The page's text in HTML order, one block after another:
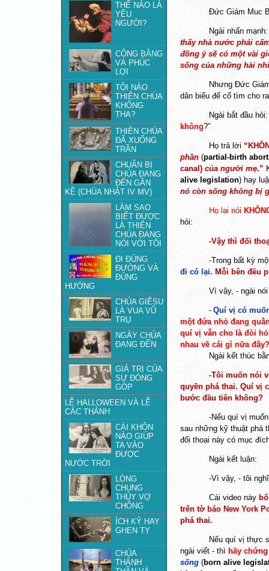
THẾ NÀO LÀ
YÊU
NGƯỜI?
CÔNG BẰNG
VÀ PHÚC
LỢI
TỘI NÀO
THIÊN CHÚA
KHÔNG
THA?
THIÊN CHÚA
ĐÃ XUỐNG
TRẦN
CHUẨN BỊ
CHÚA ĐANG
ĐẾN GẦN
KỀ (CHÚA NHẬT IV MV)
LÀM SAO
BIẾT ĐƯỢC
LÀ THIÊN
CHÚA ĐANG
NÓI VỚI TÔI
ĐI ĐÚNG
ĐƯỜNG VÀ
ĐÚNG
HƯỚNG
CHÚA GIÊSU
LÀ VUA VŨ
TRỤ
NGÀY CHÚA
ĐANG ĐẾN
GIÁ TRỊ CỦA
SỰ ĐÓNG
GÓP
LỄ HALLOWEEN VÀ LỄ
CÁC THÁNH
CÁI KHÔN
NÀO GIÚP
TA VÀO
ĐƯỢC
NƯỚC TRỜI
LÒNG
CHUNG
THỦY VỢ
CHỒNG
ÍCH KỶ HAY
GHEN TỴ
CHÚA
THÁNH
Đức Giám Muc
Ngài nhấn
thấy nhà nước phải
đồng ý sẽ có một vài
sống của những hài
Nhưng Đức
dân biểu để cố tìm cho
Ngài bắt đầu
không?”
Họ trả lời
phần (partial-birth
canal) của người mẹ.”
alive legislation) hay
nó còn sống không bị
Họ lại nói
hỏi:
-Vậy thì đối
-Trong bất kỳ
đi có lại. Mỗi bên đều
Vì vậy, - ngài
- Quí vị có
một đứa nhỏ đang
quí vị vẫn cho là đòi
nhau về cái gì nữa đây?
Ngài kết thúc
-Tôi muốn nói
quyền phá thai. Quí vị
bước đầu tiên không?
-Nếu quí vị
sau những kỹ thuật phá
đối thoại này có mục
Ngài kết luận:
-Vì vậy, - tôi
Cái video này
trên tờ báo New York
phá thai.
Nếu quí vị thực
ngài viết - thì hãy
sống (born alive